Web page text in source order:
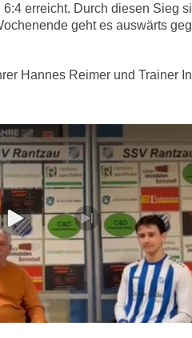
erreicht. Durch diesen Sieg
geht es auswärts
Hannes Reimer und Trainer